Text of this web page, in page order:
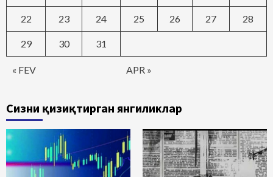
« FEV APR »
22 23 24 25 26 27 28
29 30 31
Сизни қизиқтирган янгиликлар